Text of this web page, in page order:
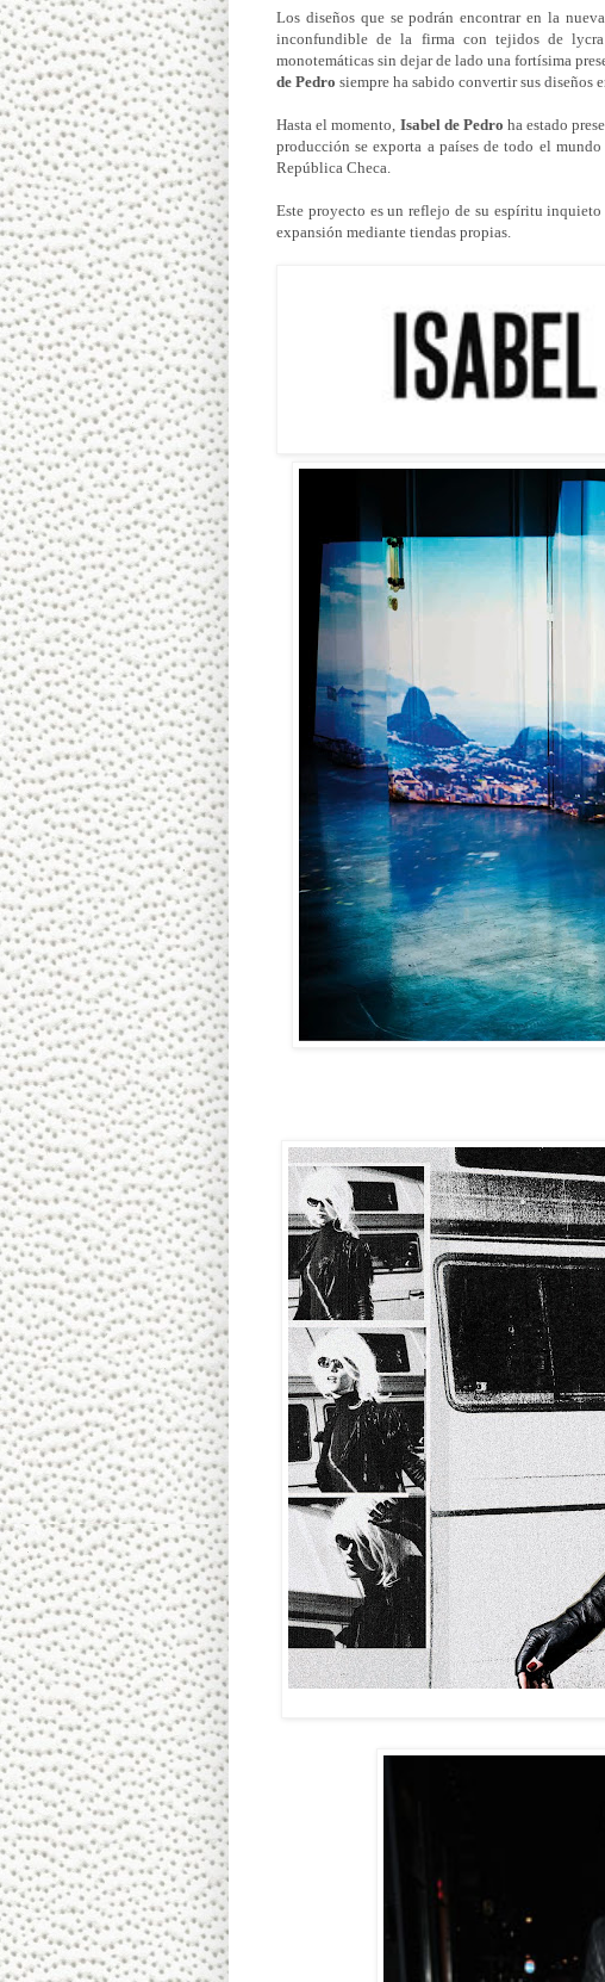
Los diseños que se podrán encontrar en la
inconfundible de la firma con tejidos de
monotemáticas sin dejar de lado una fortísima
de Pedro siempre ha sabido convertir sus diseños
Hasta el momento, Isabel de Pedro ha estado
producción se exporta a países de todo el
República Checa.
Este proyecto es un reflejo de su espíritu
expansión mediante tiendas propias.